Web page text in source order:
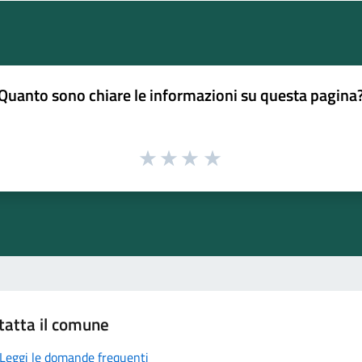
sono chiare le informazioni su questa
il comune
Leggi le domande frequenti